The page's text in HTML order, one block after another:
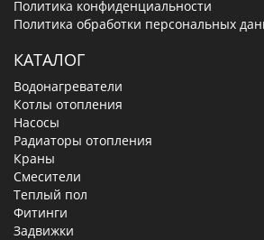
Политика конфиденциальности
Политика обработки персональных
КАТАЛОГ
Водонагреватели
Котлы отопления
Насосы
Радиаторы отопления
Краны
Смесители
Теплый пол
Фитинги
Задвижки